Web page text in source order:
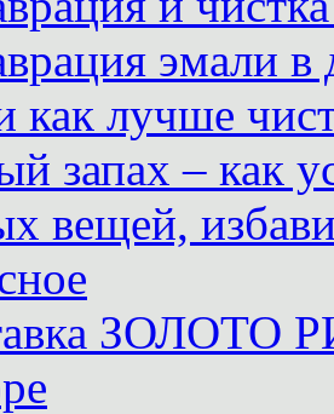
эмали
как лучше
запах – как
вещей,
ЗОЛОТО